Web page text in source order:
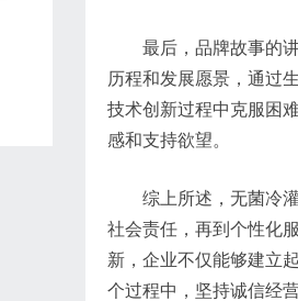
最后，品牌故事的
历程和发展愿景，通过
技术创新过程中克服困
感和支持欲望。
综上所述，无菌冷
社会责任，再到个性化
新，企业不仅能够建立
个过程中，坚持诚信经